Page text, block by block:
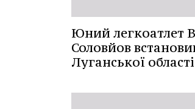
Юний легкоатлет
Соловйов
Луганської області